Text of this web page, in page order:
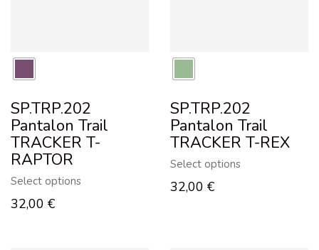
SP.TRP.202
Pantalon Trail
TRACKER T-
RAPTOR
Select options
32,00 €
SP.TRP.202
Pantalon Trail
TRACKER T-REX
Select options
32,00 €